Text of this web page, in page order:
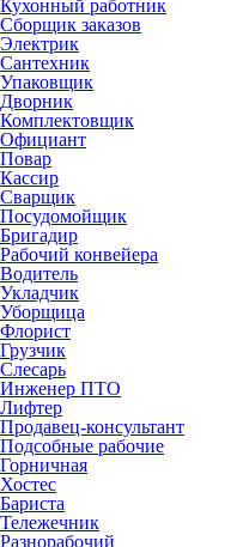
Кухонный работник
Сборщик заказов
Электрик
Сантехник
Упаковщик
Дворник
Комплектовщик
Официант
Повар
Кассир
Сварщик
Посудомойщик
Бригадир
Рабочий конвейера
Водитель
Укладчик
Уборщица
Флорист
Грузчик
Слесарь
Инженер ПТО
Лифтер
Продавец-консультант
Подсобные рабочие
Горничная
Хостес
Бариста
Тележечник
Разнорабочий